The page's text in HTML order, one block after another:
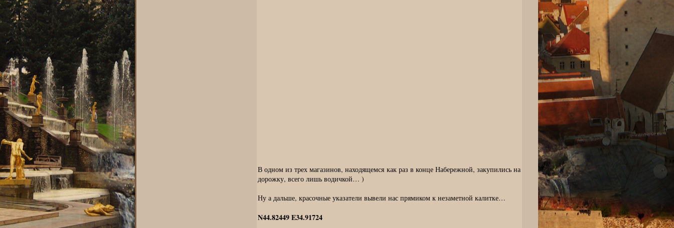
В одном из трех магазинов, находящемся как раз в конце Набережной, закупились на
дорожку, всего лишь водичкой… )
Ну а дальше, красочные указатели вывели нас прямиком к незаметной калитке…
N44.82449 E34.91724